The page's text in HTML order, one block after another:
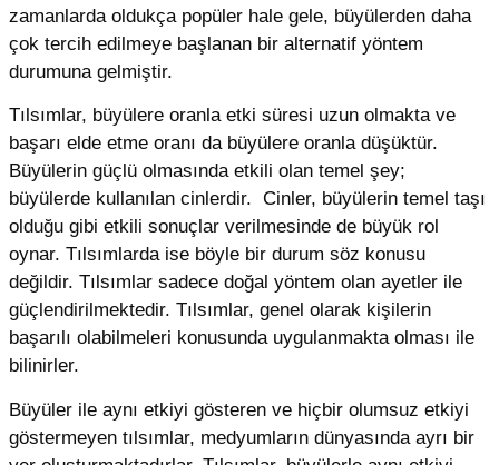
zamanlarda oldukça popüler hale gele, büyülerden daha
çok tercih edilmeye başlanan bir alternatif yöntem
durumuna gelmiştir.
Tılsımlar, büyülere oranla etki süresi uzun olmakta ve
başarı elde etme oranı da büyülere oranla düşüktür.
Büyülerin güçlü olmasında etkili olan temel şey;
büyülerde kullanılan cinlerdir. Cinler, büyülerin temel taşı
olduğu gibi etkili sonuçlar verilmesinde de büyük rol
oynar. Tılsımlarda ise böyle bir durum söz konusu
değildir. Tılsımlar sadece doğal yöntem olan ayetler ile
güçlendirilmektedir. Tılsımlar, genel olarak kişilerin
başarılı olabilmeleri konusunda uygulanmakta olması ile
bilinirler.
Büyüler ile aynı etkiyi gösteren ve hiçbir olumsuz etkiyi
göstermeyen tılsımlar, medyumların dünyasında ayrı bir